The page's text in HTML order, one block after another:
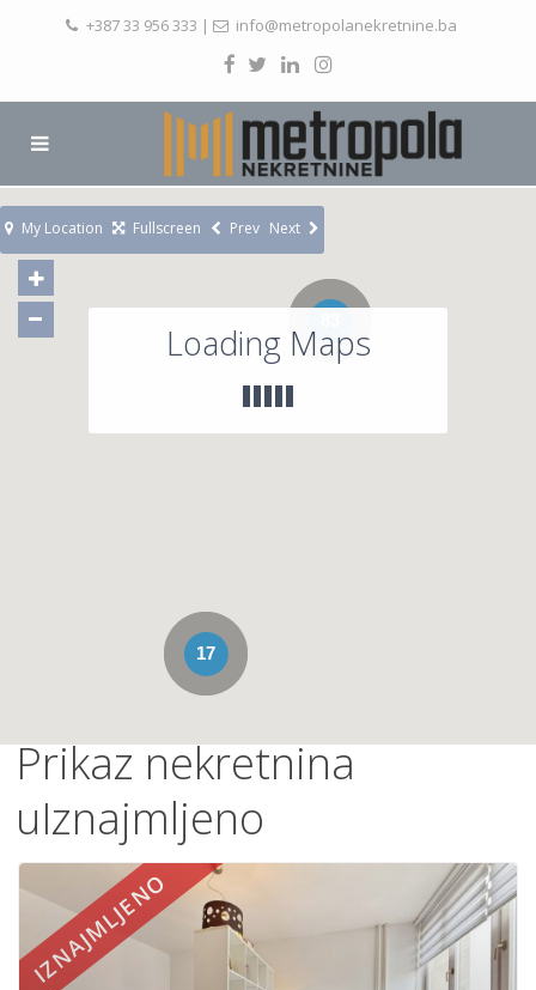
+387 33 956 333 | info@metropolanekretnine.ba
17
Loading Maps
My Location Fullscreen Prev Next
Prikaz nekretnina
uIznajmljeno
IZNAJMLJENO